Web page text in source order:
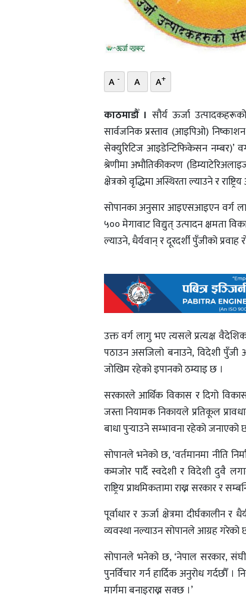
A - A A+
काठमाडौँ । सौर्य ऊर्जा
सार्वजनिक प्रस्ताव (आइपिओ)
सेक्युरिटिज आइडेन्टिफिकेसन नम्बर)’
श्रेणीमा अभौतिकीकरण
क्षेत्रको वृद्धिमा अस्थिरता ल्याउने र
सोपानका अनुसार आइएसआइएन वर्ग
५०० मेगावाट विद्युत् उत्पादन क्षमता
ल्याउने, धैर्यवान् र दूरदर्शी पुँजीको
उक्त वर्ग लागु भए त्यसले प्रत्यक्ष वैदेशिक
पठाउन असजिलो बनाउने, विदेशी पुँजी
जोखिम रहेको इपानको ठम्याइ छ ।
सरकारले आर्थिक विकास र दिगो
जस्ता नियामक निकायले प्रतिकूल
बाधा पुर्‍याउने सम्भावना रहेको जनाएको
सोपानले भनेको छ, ‘वर्तमानमा नीति
कमजोर पार्दै स्वदेशी र विदेशी दुवै
राष्ट्रिय प्राथमिकतामा राख्न सरकार र
पूर्वाधार र ऊर्जा क्षेत्रमा दीर्घकालीन
व्यवस्था नल्याउन सोपानले आग्रह गरेको
सोपानले भनेको छ, ‘नेपाल सरकार,
पुनर्विचार गर्न हार्दिक अनुरोध गर्दछाैँ
मार्गमा बनाइराख्न सक्छ ।’